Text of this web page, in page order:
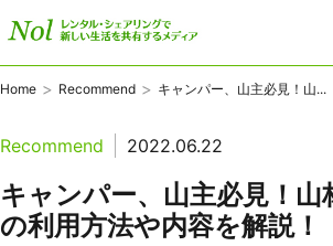
Home > Recommend > キャンパー、山主必見！山...
Recommend 2022.06.22
キャンパー、山主必見！
の利用方法や内容を解説！